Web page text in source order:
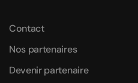
Contact
Nos partenaires
Devenir partenaire